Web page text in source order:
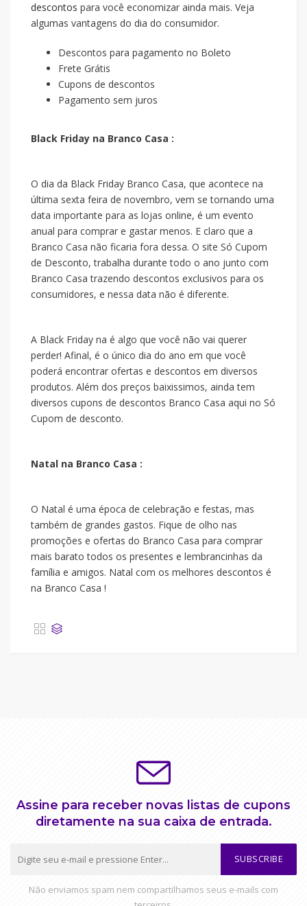
descontos para você economizar ainda mais. Veja
algumas vantagens do dia do consumidor.
Descontos para pagamento no Boleto
Frete Grátis
Cupons de descontos
Pagamento sem juros
Black Friday na Branco Casa :
O dia da Black Friday Branco Casa, que acontece na
última sexta feira de novembro, vem se tornando uma
data importante para as lojas online, é um evento
anual para comprar e gastar menos. E claro que a
Branco Casa não ficaria fora dessa. O site Só Cupom
de Desconto, trabalha durante todo o ano junto com
Branco Casa trazendo descontos exclusivos para os
consumidores, e nessa data não é diferente.
A Black Friday na é algo que você não vai querer
perder! Afinal, é o único dia do ano em que você
poderá encontrar ofertas e descontos em diversos
produtos. Além dos preços baixissimos, ainda tem
diversos cupons de descontos Branco Casa aqui no Só
Cupom de desconto.
Natal na Branco Casa :
O Natal é uma época de celebração e festas, mas
também de grandes gastos. Fique de olho nas
promoções e ofertas do Branco Casa para comprar
mais barato todos os presentes e lembrancinhas da
família e amigos. Natal com os melhores descontos é
na Branco Casa !
Assine para receber novas listas de cupons
diretamente na sua caixa de entrada.
SUBSCRIBE
Não enviamos spam nem compartilhamos seus e-mails com